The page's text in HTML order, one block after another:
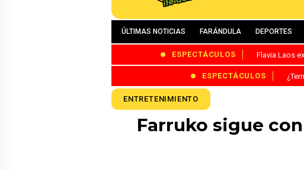
ÚLTIMAS NOTICIAS FARÁNDULA DEPORTES
ESPECTÁCULOS Flavia Laos
ESPECTÁCULOS
ENTRETENIMIENTO
Farruko sigue